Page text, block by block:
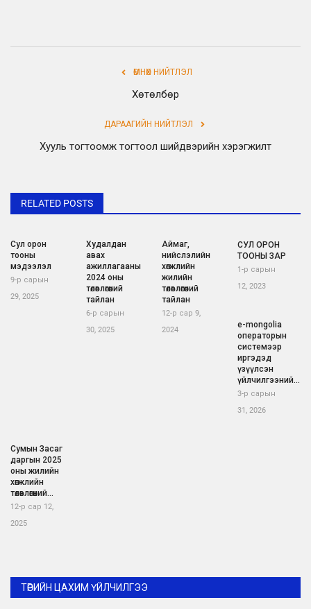
ӨМНӨХ НИЙТЛЭЛ
Хөтөлбөр
ДАРААГИЙН НИЙТЛЭЛ
Хууль тогтоомж тогтоол шийдвэрийн хэрэгжилт
RELATED POSTS
Сул орон
тооны
мэдээлэл
9-р сарын
29, 2025
Худалдан
авах
ажиллагааны
2024 оны
төлөвлөгөөний
тайлан
6-р сарын
30, 2025
Аймаг,
нийслэлийн
хөгжлийн
жилийн
төлөвлөгөөний
тайлан
12-р сар 9,
2024
СУЛ ОРОН
ТООНЫ ЗАР
1-р сарын
12, 2023
е-mongolia
операторын
системээр
иргэдэд
үзүүлсэн
үйлчилгээний...
3-р сарын
31, 2026
Сумын Засаг
даргын 2025
оны жилийн
хөгжлийн
төлөвлөгөөний...
12-р сар 12,
2025
ТӨРИЙН ЦАХИМ ҮЙЛЧИЛГЭЭ